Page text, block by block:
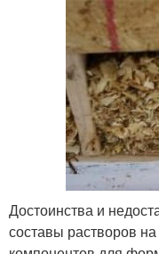
Достоинства и
составы растворов